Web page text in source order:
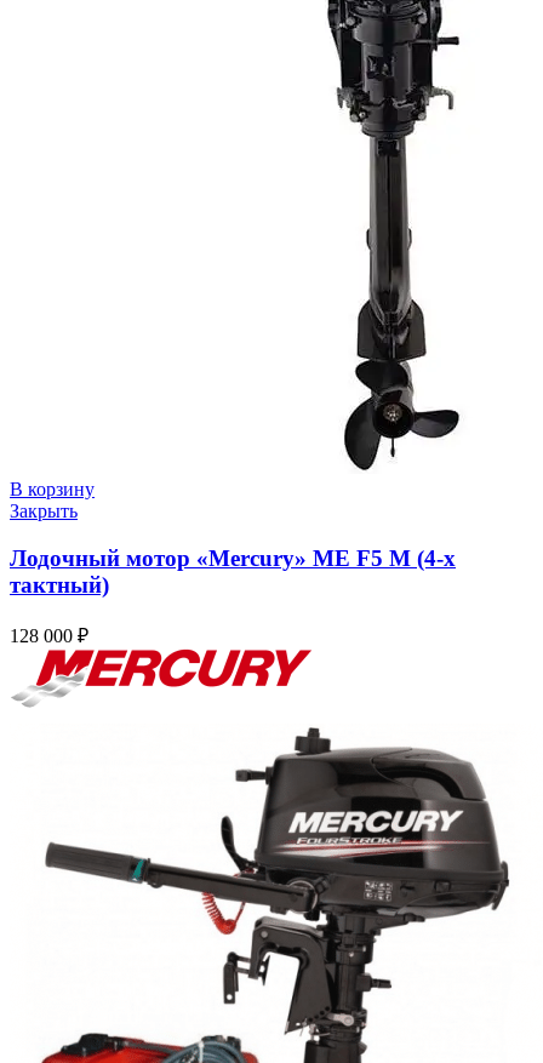
В корзину
Закрыть
Лодочный мотор «Mercury» ME F5 M (4-х
тактный)
128 000 ₽